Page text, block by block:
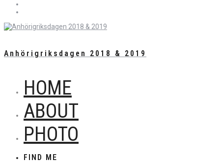
Anhörigriksdagen 2018 & 2019
HOME
ABOUT
PHOTO
FIND ME